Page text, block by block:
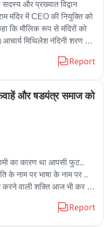
सदस्य और प्रख्यात विद्वान
मंदिर में CEO की नियुक्ति को
कि मौलिक रूप से मंदिरों को
मिथिलेश नंदिनी शरण ने
जीवन मंदिर, मठ और आश्रम की
सकता है, लेकिन उसकी निष्ठा
के प्रति अधिक हो सकती
फिलहाल CEO के जरिए
में अगर श्रीराम मंदिर में भी
नहीं करेंगे, लेकिन यह
भूमिका और अधिकार क्या
नियुक्ति का नहीं, बल्कि मंदिर
का है。
Report
और षडयंत्र समाज को
का कारण था आपसी फुट..
के नाम पर भाषा के नाम पर ..
करने वाली शक्ति आज भी कर
भी बाऱत विरोधी ताकते Report